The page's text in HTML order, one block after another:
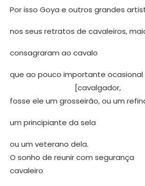
Por isso Goya e outros grandes
nos seus retratos de cavaleiros,
consagraram ao cavalo
que ao pouco importante
[cavalgador,
fosse ele um grosseirão, ou um
um principiante da sela
ou um veterano dela.
O sonho de reunir com segurança
cavaleiro [e